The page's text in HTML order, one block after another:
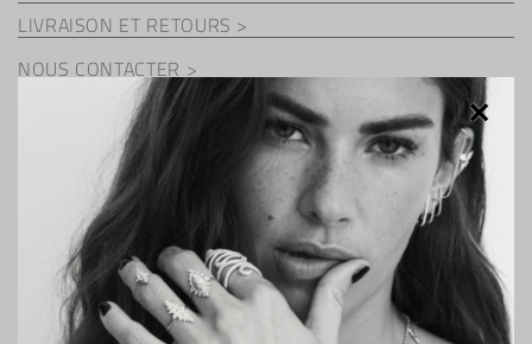
LIVRAISON ET RETOURS
NOUS CONTACTER
À PROPOS DE LA COLLECTION
VOUS AIMEREZ AUSSI